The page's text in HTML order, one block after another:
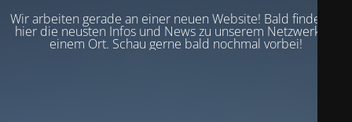
Wir arbeiten gerade an einer neuen Website! Bald findest du
hier die neusten Infos und News zu unserem Netzwerk an
einem Ort. Schau gerne bald nochmal vorbei!